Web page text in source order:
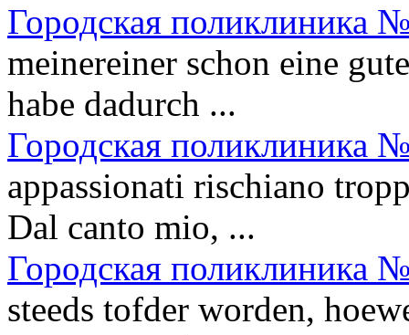
Городская поликлиника
meinereiner schon eine
habe dadurch ...
Городская поликлиника
appassionati rischiano
Dal canto mio, ...
Городская поликлиника
steeds tofder worden,